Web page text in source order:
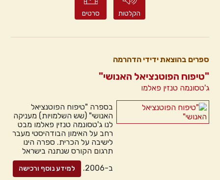
הקלטות סרטים
ספרים בהוצאת ידידי הדהרמה
"טיפוח הפוטנציאל האנושי"
ג'טסונמה טנזין פאלמו
בספרה "טיפוח הפוטנציאל
האנושי" (שש השלמויות) מעניקה
לנו ג'טסונמה טנזין פאלמו מבט
רחב על האימון הבודהיסטי מעבר
לישיבה על הכרית. ספרה הינו
תרגום הקורס שנתנה בישראל
ב-2006.
למידע נוסף ורכישה